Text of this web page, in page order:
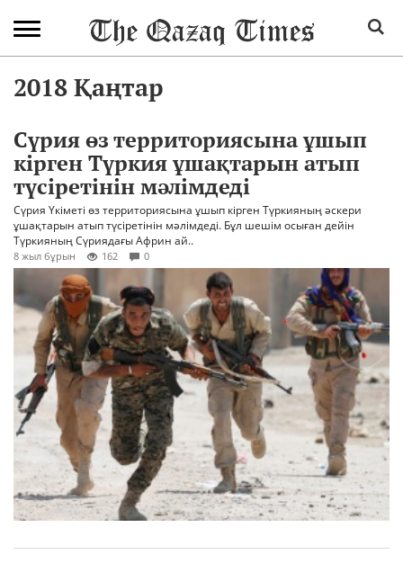
2018 Қаңтар
Cүрия өз территориясына ұшып
кірген Түркия ұшақтарын атып
түсіретінін мәлімдеді
Сүрия Үкіметі өз территориясына ұшып кірген Түркияның әскери
ұшақтарын атып түсіретінін мәлімдеді. Бұл шешім осыған дейін
Түркияның Сүриядағы Африн ай..
8 жыл бұрын 162 0